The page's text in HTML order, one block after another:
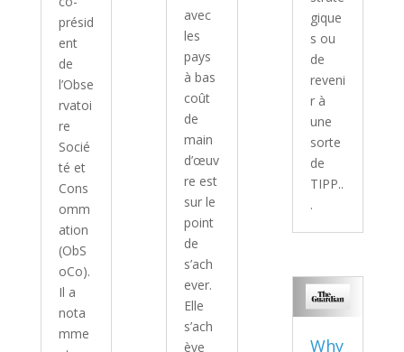
présid
ent
de
l’Obse
rvatoi
re
Socié
té et
Cons
omm
ation
(ObS
oCo).
Il a
nota
mme
avec
les
pays
à bas
coût
de
main
d’œuv
re est
sur le
point
de
s’ach
ever.
Elle
s’ach
ève
gique
s ou
de
reveni
r à
une
sorte
de
TIPP..
.
Why